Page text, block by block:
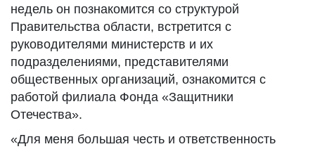
недель он познакомится со структурой
Правительства области, встретится с
руководителями министерств и их
подразделениями, представителями
общественных организаций, ознакомится с
работой филиала Фонда «Защитники
Отечества».
«Для меня большая честь и ответственность